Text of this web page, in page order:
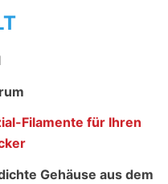
Filamente für Ihren
Gehäuse aus dem